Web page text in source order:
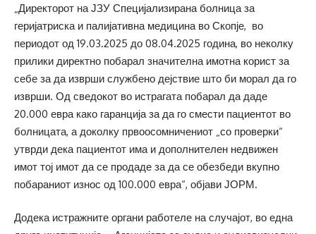
„Директорот на ЈЗУ Специјализирана болница за
геријатриска и палијативна медицина во Скопје, во
периодот од 19.03.2025 до 08.04.2025 година, во неколку
прилики директно побарал значителна имотна корист за
себе за да изврши службено дејствие што би морал да го
изврши. Од сведокот во истрагата побарал да даде
20.000 евра како гаранција за да го смести пациентот во
болницата, а доколку првоосомничениот „со проверки“
утврди дека пациентот има и дополнителен недвижен
имот тој имот да се продаде за да се обезбеди вкупно
побараниот износ од 100.000 евра“, објави ЈОРМ.
Додека истражните органи работеле на случајот, во една